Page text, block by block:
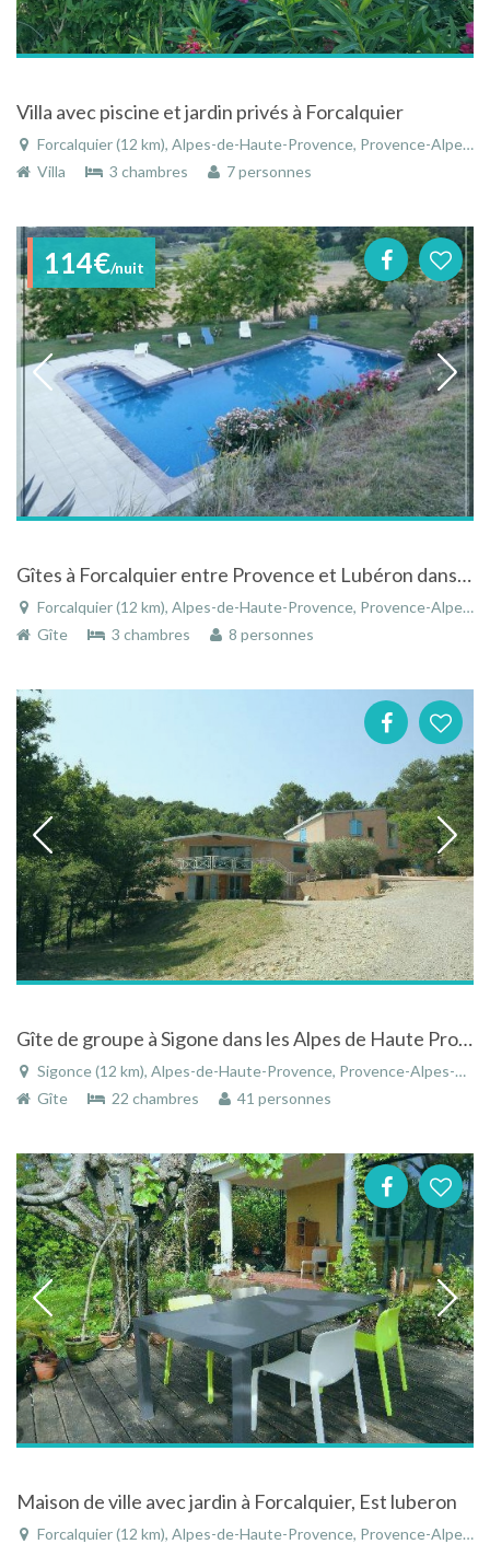
Villa avec piscine et jardin privés à Forcalquier
Forcalquier (12 km), Alpes-de-Haute-Provence, Provence-Alpes-Côte d'Azur, France
Villa
3 chambres 7 personnes
114€/nuit
Gîtes à Forcalquier entre Provence et Lubéron dans un cadre calme et verdoyant
Forcalquier (12 km), Alpes-de-Haute-Provence, Provence-Alpes-Côte d'Azur, France
Gîte
3 chambres 8 personnes
Gîte de groupe à Sigone dans les Alpes de Haute Provence au Domaine la Chapelle
Sigonce (12 km), Alpes-de-Haute-Provence, Provence-Alpes-Côte d'Azur, France
Gîte
22 chambres 41 personnes
Maison de ville avec jardin à Forcalquier, Est luberon
Forcalquier (12 km), Alpes-de-Haute-Provence, Provence-Alpes-Côte d'Azur, France